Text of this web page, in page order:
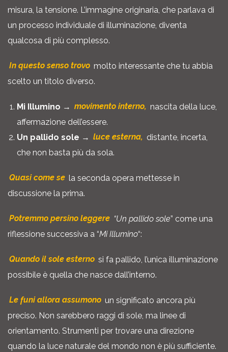
misura, la tensione. L’immagine originaria, che parlava di
un processo individuale di illuminazione, diventa
qualcosa di più complesso.
In questo senso trovo molto interessante che tu abbia
scelto un titolo diverso.
Mi Illumino → movimento interno, nascita della luce,
affermazione dell’essere.
Un pallido sole → luce esterna, distante, incerta,
che non basta più da sola.
Quasi come se la seconda opera mettesse in
discussione la prima.
Potremmo persino leggere “Un pallido sole” come una
riflessione successiva a “Mi Illumino“:
Quando il sole esterno si fa pallido, l’unica illuminazione
possibile è quella che nasce dall’interno.
Le funi allora assumono un significato ancora più
preciso. Non sarebbero raggi di sole, ma linee di
orientamento. Strumenti per trovare una direzione
quando la luce naturale del mondo non è più sufficiente.